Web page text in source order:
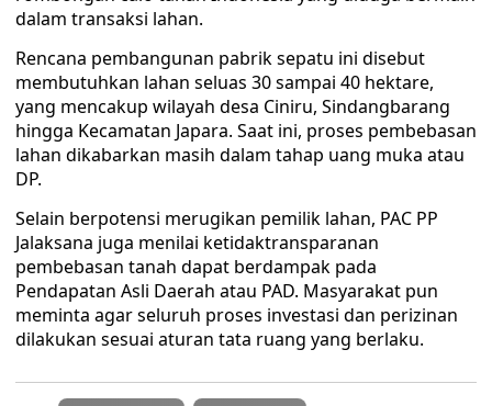
dalam transaksi lahan.
Rencana pembangunan pabrik sepatu ini disebut
membutuhkan lahan seluas 30 sampai 40 hektare,
yang mencakup wilayah desa Ciniru, Sindangbarang
hingga Kecamatan Japara. Saat ini, proses pembebasan
lahan dikabarkan masih dalam tahap uang muka atau
DP.
Selain berpotensi merugikan pemilik lahan, PAC PP
Jalaksana juga menilai ketidaktransparanan
pembebasan tanah dapat berdampak pada
Pendapatan Asli Daerah atau PAD. Masyarakat pun
meminta agar seluruh proses investasi dan perizinan
dilakukan sesuai aturan tata ruang yang berlaku.